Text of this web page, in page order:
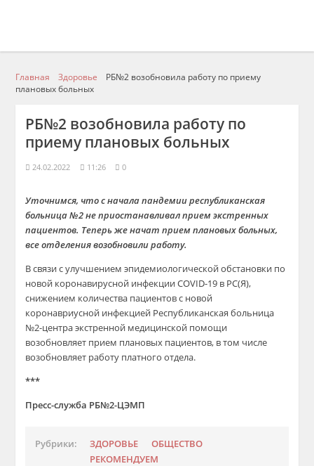
Главная Здоровье
РБ№2 возобновила работу по приему
плановых больных
РБ№2 возобновила работу по
приему плановых больных
24.02.2022 11:26 0
Уточнимся, что с начала пандемии республиканская
больница №2 не приостанавливал прием экстренных
пациентов. Теперь же начат прием плановых больных,
все отделения возобновили работу.
В связи с улучшением эпидемиологической обстановки по
новой коронавирусной инфекции COVID-19 в РС(Я),
снижением количества пациентов с новой
коронавриусной инфекцией Республиканская больница
№2-центра экстренной медицинской помощи
возобновляет прием плановых пациентов, в том числе
возобновляет работу платного отдела.
***
Пресс-служба РБ№2-ЦЭМП
Рубрики: ЗДОРОВЬЕ
ОБЩЕСТВО
РЕКОМЕНДУЕМ